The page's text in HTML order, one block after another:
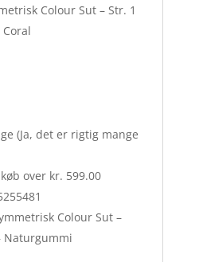
Colour Sut – Str. 1
(Ja, det er rigtig mange
over kr. 599.00
Colour Sut –
Naturgummi